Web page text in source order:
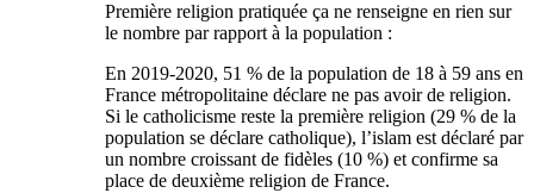
Première religion pratiquée ça ne renseigne en rien sur
le nombre par rapport à la population :
En 2019‑2020, 51 % de la population de 18 à 59 ans en
France métropolitaine déclare ne pas avoir de religion.
Si le catholicisme reste la première religion (29 % de la
population se déclare catholique), l’islam est déclaré par
un nombre croissant de fidèles (10 %) et confirme sa
place de deuxième religion de France.